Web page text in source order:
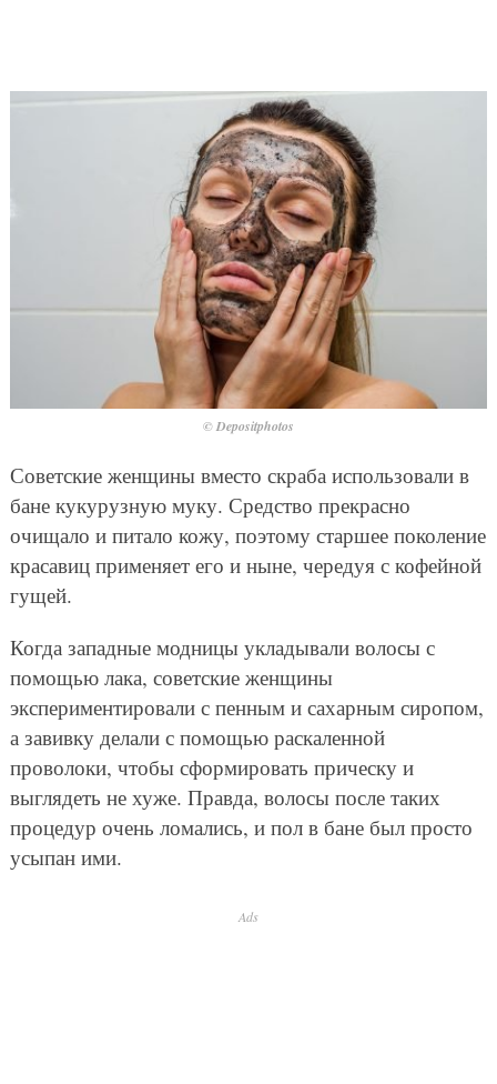
© Depositphotos
Советские женщины вместо скраба использовали в
бане кукурузную муку. Средство прекрасно
очищало и питало кожу, поэтому старшее поколение
красавиц применяет его и ныне, чередуя с кофейной
гущей.
Когда западные модницы укладывали волосы с
помощью лака, советские женщины
экспериментировали с пенным и сахарным сиропом,
а завивку делали с помощью раскаленной
проволоки, чтобы сформировать прическу и
выглядеть не хуже. Правда, волосы после таких
процедур очень ломались, и пол в бане был просто
усыпан ими.
Ads